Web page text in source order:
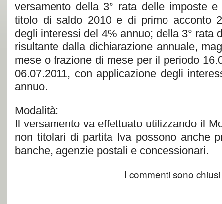
versamento della 3° rata delle imposte
titolo di saldo 2010 e di primo acconto
degli interessi del 4% annuo; della 3° rata
risultante dalla dichiarazione annuale,
mese o frazione di mese per il periodo
06.07.2011, con applicazione degli
annuo.
Modalità:
Il versamento va effettuato utilizzando il
non titolari di partita Iva possono anche
banche, agenzie postali e concessionari.
I commenti sono chiusi